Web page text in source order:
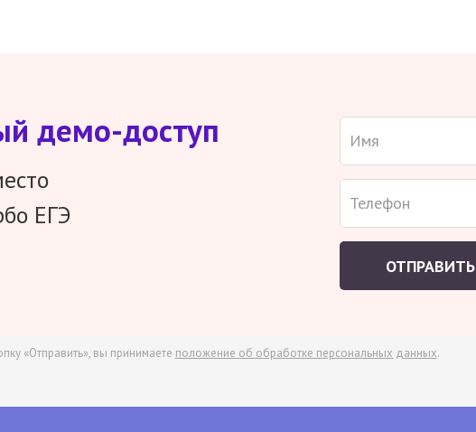
демо-доступ
ЕГЭ
ОТПРАВИТЬ
«Отправить», вы принимаете положение об обработке персональных данных.